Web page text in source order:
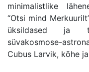
minimalistlike
“Otsi mind
üksildased ja
süvakosmose-
Cubus Larvik, kõhe